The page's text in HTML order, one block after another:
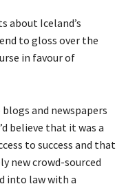
about Iceland’s
to gloss over the
in favour of
and newspapers
believe that it was a
to success and that
new crowd-sourced
into law with a